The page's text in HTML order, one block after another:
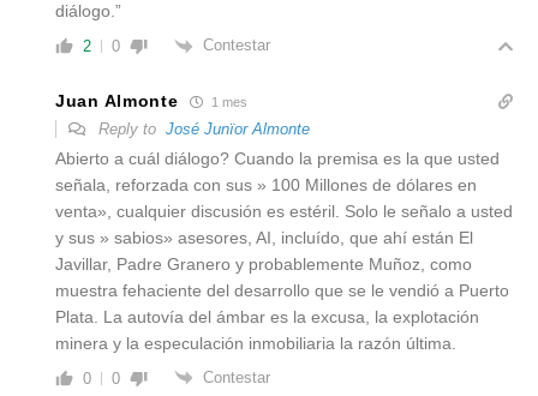
diálogo.”
2 0 Contestar
Juan Almonte 1 mes
Reply to José Junïor Almonte
Abierto a cuál diálogo? Cuando la premisa es la que usted
señala, reforzada con sus » 100 Millones de dólares en
venta», cualquier discusión es estéril. Solo le señalo a usted
y sus » sabios» asesores, AI, incluído, que ahí están El
Javillar, Padre Granero y probablemente Muñoz, como
muestra fehaciente del desarrollo que se le vendió a Puerto
Plata. La autovía del ámbar es la excusa, la explotación
minera y la especulación inmobiliaria la razón última.
0 0 Contestar